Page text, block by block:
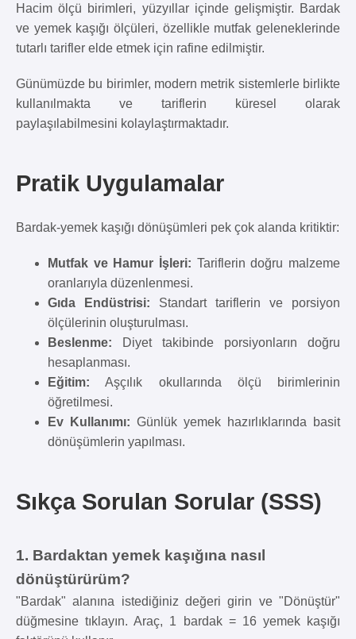
Hacim ölçü birimleri, yüzyıllar içinde gelişmiştir. Bardak
ve yemek kaşığı ölçüleri, özellikle mutfak geleneklerinde
tutarlı tarifler elde etmek için rafine edilmiştir.
Günümüzde bu birimler, modern metrik sistemlerle birlikte
kullanılmakta ve tariflerin küresel olarak
paylaşılabilmesini kolaylaştırmaktadır.
Pratik Uygulamalar
Bardak-yemek kaşığı dönüşümleri pek çok alanda kritiktir:
Mutfak ve Hamur İşleri: Tariflerin doğru malzeme
oranlarıyla düzenlenmesi.
Gıda Endüstrisi: Standart tariflerin ve porsiyon
ölçülerinin oluşturulması.
Beslenme: Diyet takibinde porsiyonların doğru
hesaplanması.
Eğitim: Aşçılık okullarında ölçü birimlerinin
öğretilmesi.
Ev Kullanımı: Günlük yemek hazırlıklarında basit
dönüşümlerin yapılması.
Sıkça Sorulan Sorular (SSS)
1. Bardaktan yemek kaşığına nasıl
dönüştürürüm?
"Bardak" alanına istediğiniz değeri girin ve "Dönüştür"
düğmesine tıklayın. Araç, 1 bardak = 16 yemek kaşığı